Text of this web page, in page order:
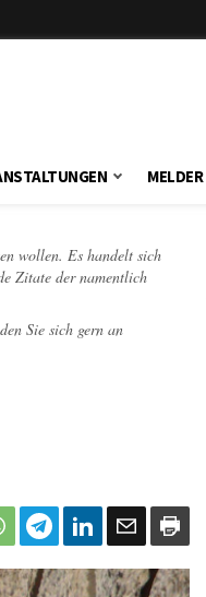
MELDER
wollen. Es handelt sich
Zitate der namentlich
Sie sich gern an